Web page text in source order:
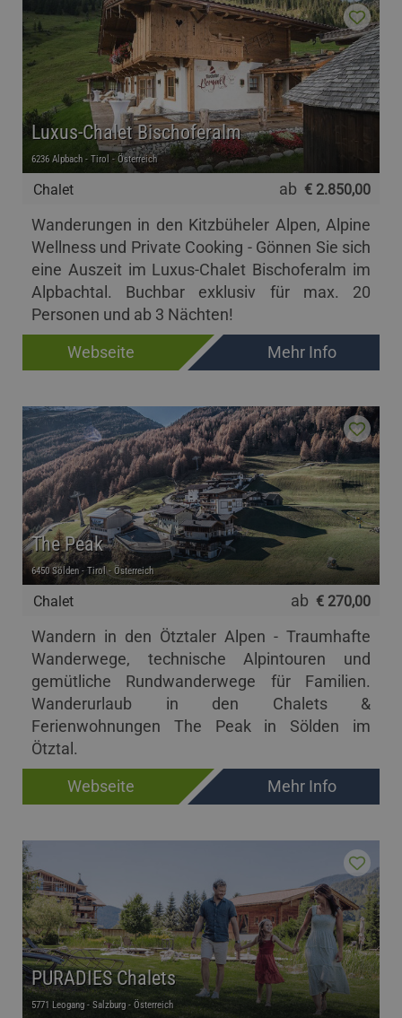
Chalet
Luxus-Chalet Bischoferalm
6236 Alpbach - Tirol - Österreich
ab € 2.850,00
Wanderungen in den Kitzbüheler Alpen, Alpine
Wellness und Private Cooking - Gönnen Sie sich
eine Auszeit im Luxus-Chalet Bischoferalm im
Alpbachtal. Buchbar exklusiv für max. 20
Personen und ab 3 Nächten!
Webseite
Mehr Info
Chalet
The Peak
6450 Sölden - Tirol - Österreich
ab € 270,00
Wandern in den Ötztaler Alpen - Traumhafte
Wanderwege, technische Alpintouren und
gemütliche Rundwanderwege für Familien.
Wanderurlaub in den Chalets &
Ferienwohnungen The Peak in Sölden im
Ötztal.
Webseite
Mehr Info
PURADIES Chalets
5771 Leogang - Salzburg - Österreich